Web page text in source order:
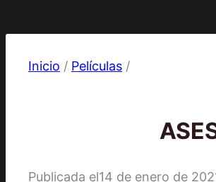
Inicio / Películas /
Publicada el14 de enero de